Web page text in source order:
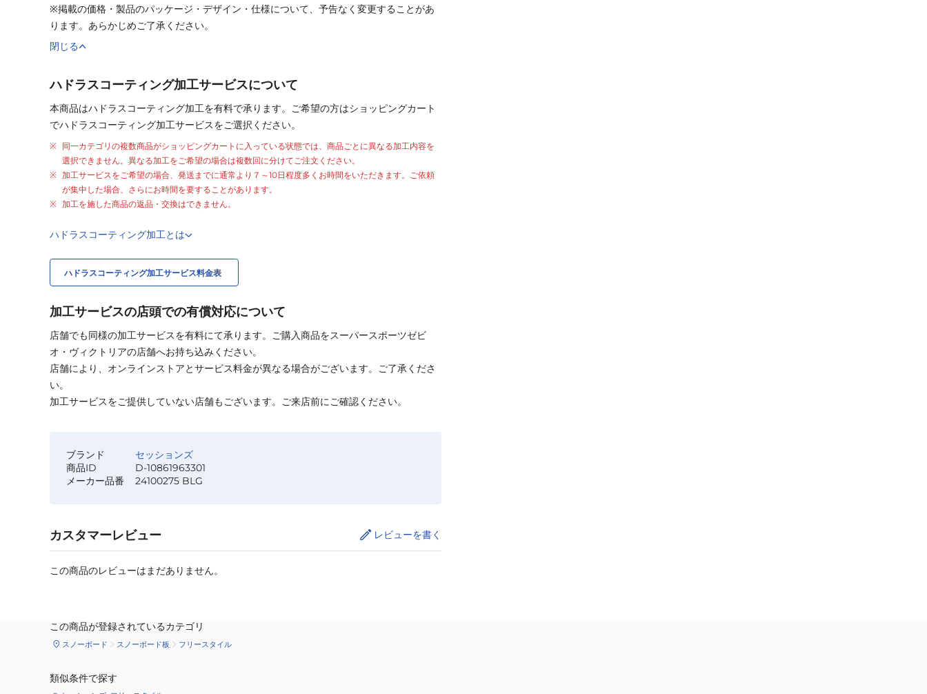
※掲載の価格・製品のパッケージ・デザイン・仕様について、予告なく変更することがあ
ります。あらかじめご了承ください。
閉じる
ハドラスコーティング加工サービスについて
本商品はハドラスコーティング加工を有料で承ります。ご希望の方はショッピングカート
でハドラスコーティング加工サービスをご選択ください。
同一カテゴリの複数商品がショッピングカートに入っている状態では、商品ごとに異なる加工内容を
選択できません。異なる加工をご希望の場合は複数回に分けてご注文ください。
加工サービスをご希望の場合、発送までに通常より ７～10日程度多くお時間をいただきます。ご依頼
が集中した場合、さらにお時間を要することがあります。
加工を施した商品の返品・交換はできません。
ハドラスコーティング加工とは
ハドラスコーティング加工サービス料金表
加工サービスの店頭での有償対応について
店舗でも同様の加工サービスを有料にて承ります。ご購入商品をスーパースポーツゼビ
オ・ヴィクトリアの店舗へお持ち込みください。
店舗により、オンラインストアとサービス料金が異なる場合がございます。ご了承くださ
い。
加工サービスをご提供していない店舗もございます。ご来店前にご確認ください。
ブランド
セッションズ
商品ID
D-10861963301
メーカー品番
24100275 BLG
カスタマーレビュー レビューを書く
この商品のレビューはまだありません。
この商品が登録されているカテゴリ
スノーボード スノーボード板 フリースタイル
類似条件で探す